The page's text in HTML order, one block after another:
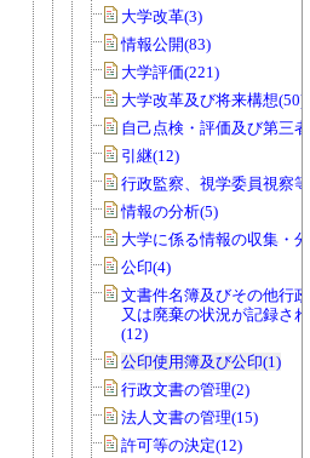
大学改革(3)
情報公開(83)
大学評価(221)
大学改革及び将来構想(50)
自己点検・評価及び第三
引継(12)
行政監察、視学委員視察等
情報の分析(5)
大学に係る情報の収集・
公印(4)
文書件名簿及びその他行政
又は廃棄の状況が記録され
(12)
公印使用簿及び公印(1)
行政文書の管理(2)
法人文書の管理(15)
許可等の決定(12)